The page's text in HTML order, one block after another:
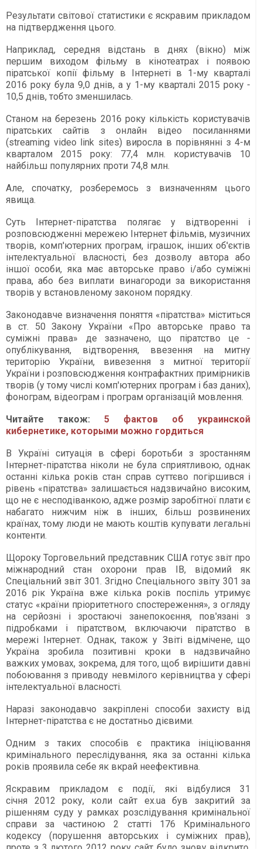
Результати світової статистики є яскравим прикладом
на підтвердження цього.
Наприклад, середня відстань в днях (вікно) між
першим виходом фільму в кінотеатрах і появою
піратської копії фільму в Інтернеті в 1-му кварталі
2016 року була 9,0 днів, а у 1-му кварталі 2015 року -
10,5 днів, тобто зменшилась.
Станом на березень 2016 року кількість користувачів
піратських сайтів з онлайн відео посиланнями
(streaming video link sites) виросла в порівнянні з 4-м
кварталом 2015 року: 77,4 млн. користувачів 10
найбільш популярних проти 74,8 млн.
Але, спочатку, розберемось з визначенням цього
явища.
Суть Інтернет-піратства полягає у відтворенні і
розповсюдженні мережею Інтернет фільмів, музичних
творів, комп'ютерних програм, іграшок, інших об'єктів
інтелектуальної власності, без дозволу автора або
іншої особи, яка має авторське право і/або суміжні
права, або без виплати винагороди за використання
творів у встановленому законом порядку.
Законодавче визначення поняття «піратства» міститься
в ст. 50 Закону України «Про авторське право та
суміжні права» де зазначено, що піратство це -
опублікування, відтворення, ввезення на митну
територію України, вивезення з митної території
України і розповсюдження контрафактних примірників
творів (у тому числі комп'ютерних програм і баз даних),
фонограм, відеограм і програм організацій мовлення.
Читайте також:5 фактов об украинской
кибернетике, которыми можно гордиться
В Україні ситуація в сфері боротьби з зростанням
Інтернет-піратства ніколи не була сприятливою, однак
останні кілька років стан справ суттєво погіршився і
рівень «піратства» залишається надзвичайно високим,
що не є несподіванкою, адже розмір заробітної плати є
набагато нижчим ніж в інших, більш розвинених
країнах, тому люди не мають коштів купувати легальні
контенти.
Щороку Торговельний представник США готує звіт про
міжнародний стан охорони прав ІВ, відомий як
Спеціальний звіт 301. Згідно Спеціального звіту 301 за
2016 рік Україна вже кілька років поспіль утримує
статус «країни пріоритетного спостереження», з огляду
на серйозні і зростаючі занепокоєння, пов'язані з
підробками і піратством, включаючи піратство в
мережі Інтернет. Однак, також у Звіті відмічене, що
Україна зробила позитивні кроки в надзвичайно
важких умовах, зокрема, для того, щоб вирішити давні
побоювання з приводу невмілого керівництва у сфері
інтелектуальної власності.
Наразі законодавчо закріплені способи захисту від
Інтернет-піратства є не достатньо дієвими.
Одним з таких способів є практика ініціювання
кримінального переслідування, яка за останні кілька
років проявила себе як вкрай неефективна.
Яскравим прикладом є події, які відбулися 31
січня 2012 року, коли сайт ех.ua був закритий за
рішенням суду у рамках розслідування кримінальної
справи за частиною 2 статті 176 Кримінального
кодексу (порушення авторських і суміжних прав),